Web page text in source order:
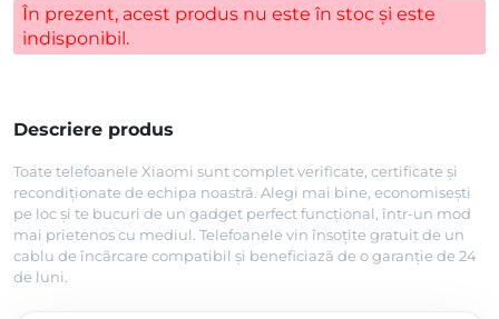
În prezent, acest produs nu este în stoc și este
indisponibil.
Descriere produs
Toate telefoanele Xiaomi sunt complet verificate, certificate și
recondiționate de echipa noastră. Alegi mai bine, economisești
pe loc și te bucuri de un gadget perfect funcțional, într-un mod
mai prietenos cu mediul. Telefoanele vin însoțite gratuit de un
cablu de încărcare compatibil și beneficiază de o garanție de 24
de luni.